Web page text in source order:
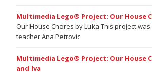
Multimedia Lego® Project: Our House
Our House Chores by Luka This project
teacher Ana Petrovic
Multimedia Lego® Project: Our House
and Iva